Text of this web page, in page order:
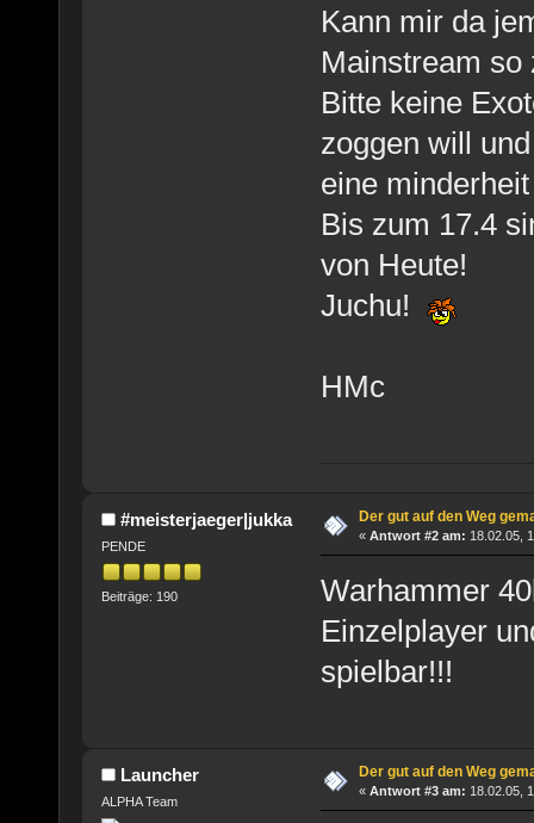
Kann mir da
Mainstream so
Bitte keine
zoggen will
eine
Bis zum 17.4
von Heute!
Juchu!
HMc
#meisterjaeger|jukka
PENDE
Beiträge: 190
Der gut auf den Weg
« Antwort #2 am: 18.02.05,
Warhammer
Einzelplayer
spielbar!!!
Launcher
ALPHA Team
Der gut auf den Weg
« Antwort #3 am: 18.02.05,